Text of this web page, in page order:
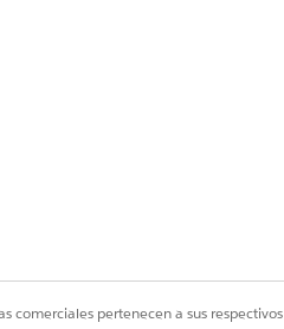
comerciales pertenecen a sus respectivos